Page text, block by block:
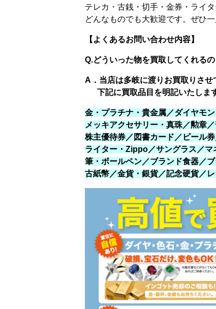
テレカ・古銭・切手・金券・ライ
どんなものでも大歓迎です。ぜひ
【よくあるお問い合わせ内容】
Q.どういった物を買取してくれるの
A．当店は多岐に渡りお買取りさせ
下記に買取品目を明記いたしま
金・プラチナ・貴金属／ダイヤモ
メッキアクセサリー・真珠／勲章
株主優待券／図書カード／ビール
ライター・Zippo／サングラス／
筆・ボールペン／ブランド食器／
古紙幣／金貨・銀貨／記念硬貨／